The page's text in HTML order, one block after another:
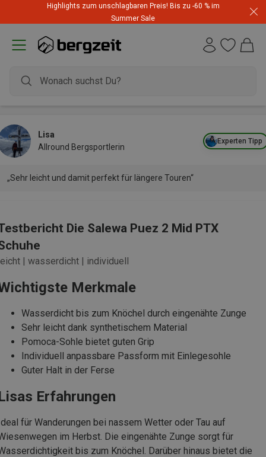
Highlights zum unschlagbaren Preis! Bis zu -60 % im
Summer Sale
Experten Tipp
Lisa
Allround Bergsportlerin
„Sehr leicht und damit perfekt für längere Touren“
Die Salewa Puez 2 Mid PTX
| wasserdicht | individuell
Merkmale
Wasserdicht bis zum Knöchel durch eingenähte Zunge
Sehr leicht dank synthetischem Material
Pomoca-Sohle bietet guten Grip
Individuell anpassbare Passform mit Einlegesohle
Guter Halt in der Ferse
Erfahrungen
für Wanderungen bei nassem Wetter oder Tau auf
im Herbst. Die eingenähte Zunge sorgt für
bis zum Knöchel. Darüber hinaus bietet die